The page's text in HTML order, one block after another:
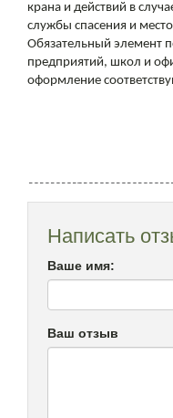
крана и действий в
службы спасения и
Обязательный элемент
предприятий, школ и
оформление
Написать
Ваше имя:
Ваш отзыв